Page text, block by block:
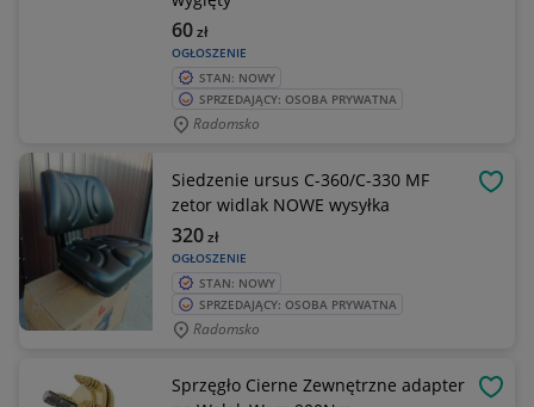
OGŁOSZENIE
60zł
STAN: NOWY
SPRZEDAJĄCY: OSOBA PRYWATNA
Radomsko
Siedzenie ursus C-360/C-330 MF
zetor widlak NOWE wysyłka
OGŁOSZENIE
320zł
STAN: NOWY
SPRZEDAJĄCY: OSOBA PRYWATNA
Radomsko
Sprzęgło Cierne Zewnętrzne adapter